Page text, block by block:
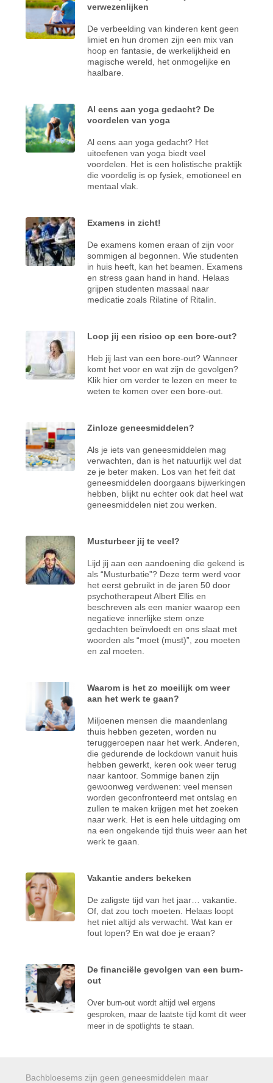
verwezenlijken
De verbeelding van kinderen kent geen
limiet en hun dromen zijn een mix van
hoop en fantasie, de werkelijkheid en
magische wereld, het onmogelijke en
haalbare.
Al eens aan yoga gedacht? De
voordelen van yoga
Al eens aan yoga gedacht? Het
uitoefenen van yoga biedt veel
voordelen. Het is een holistische praktijk
die voordelig is op fysiek, emotioneel en
mentaal vlak.
Examens in zicht!
De examens komen eraan of zijn voor
sommigen al begonnen. Wie studenten
in huis heeft, kan het beamen. Examens
en stress gaan hand in hand. Helaas
grijpen studenten massaal naar
medicatie zoals Rilatine of Ritalin.
Loop jij een risico op een bore-out?
Heb jij last van een bore-out? Wanneer
komt het voor en wat zijn de gevolgen?
Klik hier om verder te lezen en meer te
weten te komen over een bore-out.
Zinloze geneesmiddelen?
Als je iets van geneesmiddelen mag
verwachten, dan is het natuurlijk wel dat
ze je beter maken. Los van het feit dat
geneesmiddelen doorgaans bijwerkingen
hebben, blijkt nu echter ook dat heel wat
geneesmiddelen niet zou werken.
Musturbeer jij te veel?
Lijd jij aan een aandoening die gekend is
als “Musturbatie”? Deze term werd voor
het eerst gebruikt in de jaren 50 door
psychotherapeut Albert Ellis en
beschreven als een manier waarop een
negatieve innerlijke stem onze
gedachten beïnvloedt en ons slaat met
woorden als “moet (must)”, zou moeten
en zal moeten.
Waarom is het zo moeilijk om weer
aan het werk te gaan?
Miljoenen mensen die maandenlang
thuis hebben gezeten, worden nu
teruggeroepen naar het werk. Anderen,
die gedurende de lockdown vanuit huis
hebben gewerkt, keren ook weer terug
naar kantoor. Sommige banen zijn
gewoonweg verdwenen: veel mensen
worden geconfronteerd met ontslag en
zullen te maken krijgen met het zoeken
naar werk. Het is een hele uitdaging om
na een ongekende tijd thuis weer aan het
werk te gaan.
Vakantie anders bekeken
De zaligste tijd van het jaar… vakantie.
Of, dat zou toch moeten. Helaas loopt
het niet altijd als verwacht. Wat kan er
fout lopen? En wat doe je eraan?
De financiële gevolgen van een burn-
out
Over burn-out wordt altijd wel ergens
gesproken, maar de laatste tijd komt dit weer
meer in de spotlights te staan.
Bachbloesems zijn geen geneesmiddelen maar